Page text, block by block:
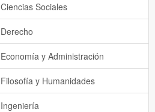
Ciencias Sociales
Derecho
Economía y Administración
Filosofía y Humanidades
Ingeniería